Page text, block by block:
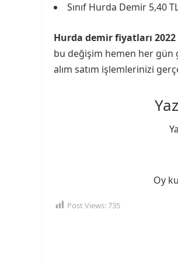
Sınıf Hurda Demir 5,40
Hurda demir fiyatları 2022
bu değişim hemen her gün
alım satım işlemlerinizi
Oy
Post Views:735